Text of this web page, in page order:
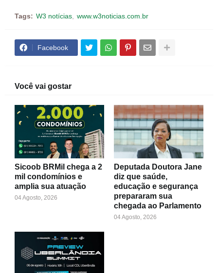
Tags: W3 notícias www.w3noticias.com.br
Facebook
Você vai gostar
Sicoob BRMil chega a 2
mil condomínios e
amplia sua atuação
04 Agosto, 2026
Deputada Doutora Jane
diz que saúde,
educação e segurança
prepararam sua
chegada ao Parlamento
04 Agosto, 2026